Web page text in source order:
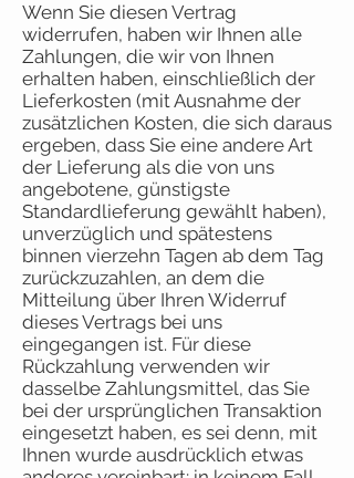
Wenn Sie diesen Vertrag
widerrufen, haben wir Ihnen alle
Zahlungen, die wir von Ihnen
erhalten haben, einschließlich der
Lieferkosten (mit Ausnahme der
zusätzlichen Kosten, die sich daraus
ergeben, dass Sie eine andere Art
der Lieferung als die von uns
angebotene, günstigste
Standardlieferung gewählt haben),
unverzüglich und spätestens
binnen vierzehn Tagen ab dem Tag
zurückzuzahlen, an dem die
Mitteilung über Ihren Widerruf
dieses Vertrags bei uns
eingegangen ist. Für diese
Rückzahlung verwenden wir
dasselbe Zahlungsmittel, das Sie
bei der ursprünglichen Transaktion
eingesetzt haben, es sei denn, mit
Ihnen wurde ausdrücklich etwas